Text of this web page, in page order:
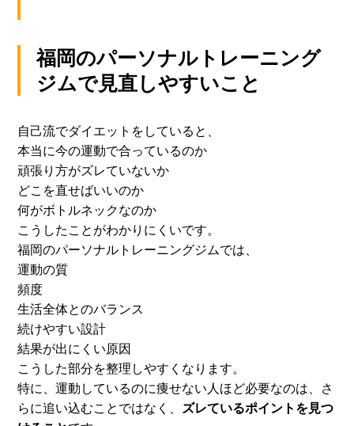
福岡のパーソナルトレーニング
ジムで見直しやすいこと
自己流でダイエットをしていると、
本当に今の運動で合っているのか
頑張り方がズレていないか
どこを直せばいいのか
何がボトルネックなのか
こうしたことがわかりにくいです。
福岡のパーソナルトレーニングジムでは、
運動の質
頻度
生活全体とのバランス
続けやすい設計
結果が出にくい原因
こうした部分を整理しやすくなります。
特に、運動しているのに痩せない人ほど必要なのは、 さ
らに追い込むことではなく、 ズレているポイントを見つ